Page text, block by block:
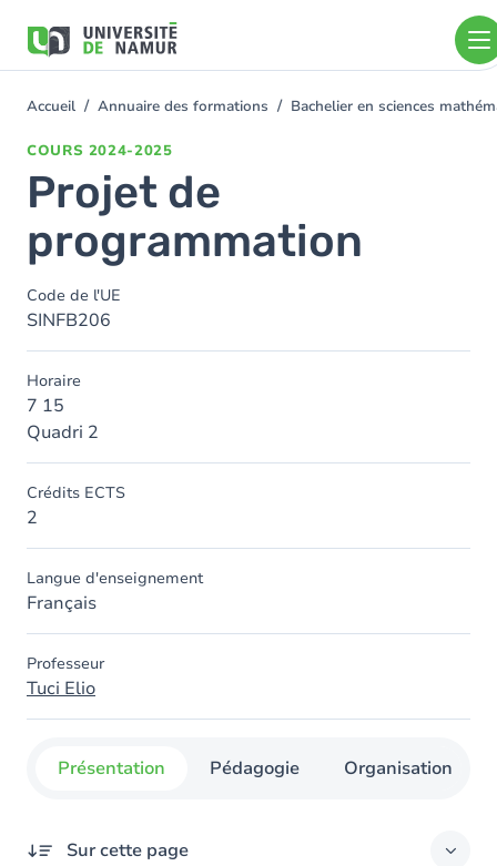
contenu
You
Accueil Annuaire des formations Bachelier en sciences
COURS 2024-2025
Projet de
programmation
Code de l'UE
SINFB206
Horaire
7 15
Quadri 2
Crédits ECTS
2
Langue d'enseignement
Français
Professeur
Tuci Elio
Présentation Pédagogie Organisation
Sur cette page